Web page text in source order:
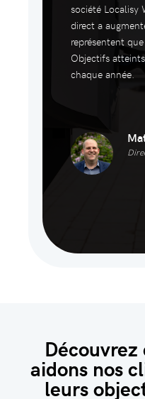
société Localisy
direct a
représentent
Objectifs
chaque année.
aidons nos
leurs